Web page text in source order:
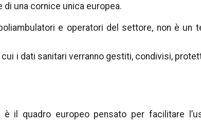
una cornice unica europea.
e operatori del settore, non è un
i dati sanitari verranno gestiti, condivisi,
è il quadro europeo pensato per facilitare